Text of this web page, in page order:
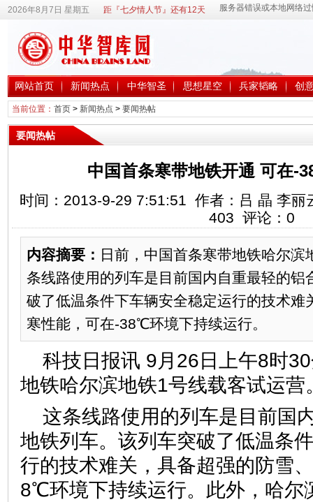
2026年8月7日 星期五 距『七夕情人节』还有12天
网站首页 新闻热点 中华智圣 思想星空 兵家韬略 创
当前位置： 首页> 新闻热点 > 要闻热帖
要闻热帖
中国首条寒带地铁开通 可在-
时间：2013-9-29 7:51:51 作者：吕 晶 李
403 评论： 0
内容摘要： 日前，中国首条寒带地铁哈尔
条线路使用的列车是目前国内自重最轻的铝
破了低温条件下车辆安全稳定运行的技术难
寒性能，可在-38℃环境下持续运行。
科技日报讯 9月26日上午8时
地铁哈尔滨地铁1号线载客试运营
这条线路使用的列车是目前国
地铁列车。该列车突破了低温条
行的技术难关，具备超强的防雪
8℃环境下持续运行。此外，哈尔